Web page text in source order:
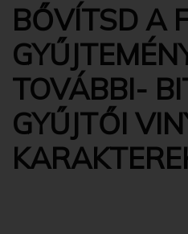
BŐVÍTSD A
TOVÁBBI-
GYŰJTŐI